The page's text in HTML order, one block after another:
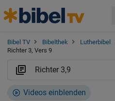
Bibel TV Bibelthek Lutherbibel
Richter 3, Vers 9
Videos einblenden